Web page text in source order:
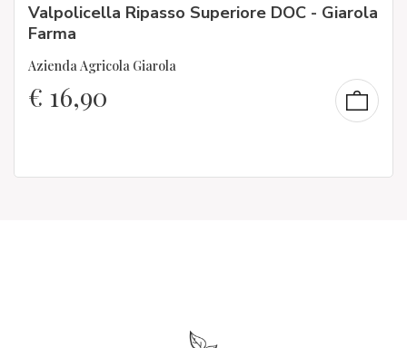
Valpolicella Ripasso Superiore DOC - Giarola
Farma
Azienda Agricola Giarola
€ 16,90